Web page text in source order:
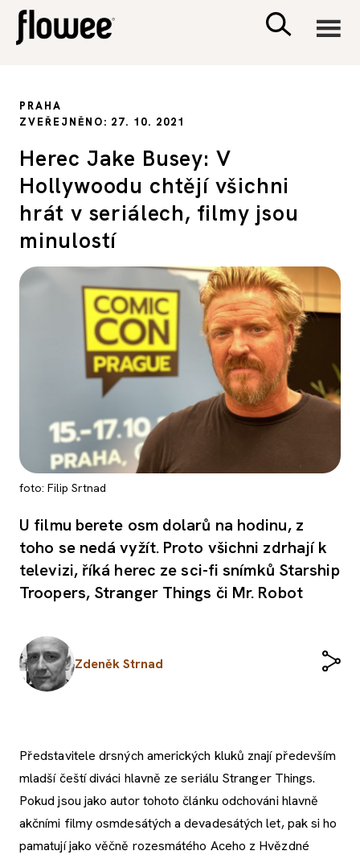
PSYCHOLOGIE
SEX A VZTAHY
PORADNA
PRAHA
ZVEŘEJNĚNO: 27. 10. 2021
Herec Jake Busey: V
Hollywoodu chtějí všichni
hrát v seriálech, filmy jsou
minulostí
foto: Filip Srtnad
U filmu berete osm dolarů na hodinu, z
toho se nedá vyžít. Proto všichni zdrhají k
televizi, říká herec ze sci-fi snímků Starship
Troopers, Stranger Things či Mr. Robot
Zdeněk Strnad
Představitele drsných amerických kluků znají především
mladší čeští diváci hlavně ze seriálu Stranger Things.
Pokud jsou jako autor tohoto článku odchováni hlavně
akčními filmy osmdesátých a devadesátých let, pak si ho
pamatují jako věčně rozesmátého Aceho z Hvězdné